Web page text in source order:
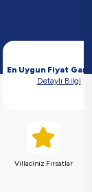
En Uygun Fiyat
Detaylı Bilgi
Villaciniz Fırsatlar